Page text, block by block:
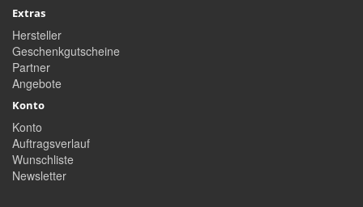
Extras
Hersteller
Geschenkgutscheine
Partner
Angebote
Konto
Konto
Auftragsverlauf
Wunschliste
Newsletter